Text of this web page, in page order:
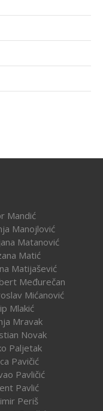
Mandić
Manojlović
Matanović
Matić
Matijašević
Međurečan
Mićanović
Mlakić
Mravak
Novak
Paljetak
Pavičić
Pavličić
Pavlić
Periš